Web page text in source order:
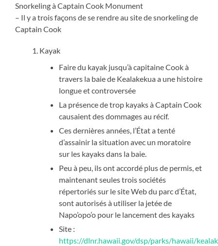
Snorkeling à Captain Cook Monument
– Il y a trois façons de se rendre au site de snorkeling de
Captain Cook
Kayak
Faire du kayak jusqu’à capitaine Cook à
travers la baie de Kealakekua a une histoire
longue et controversée
La présence de trop kayaks à Captain Cook
causaient des dommages au récif.
Ces dernières années, l’État a tenté
d’assainir la situation avec un moratoire
sur les kayaks dans la baie.
Peu à peu, ils ont accordé plus de permis, et
maintenant seules trois sociétés
répertoriés sur le site Web du parc d’État,
sont autorisés à utiliser la jetée de
Napo’opo’o pour le lancement des kayaks
Site :
https://dlnr.hawaii.gov/dsp/parks/hawaii/